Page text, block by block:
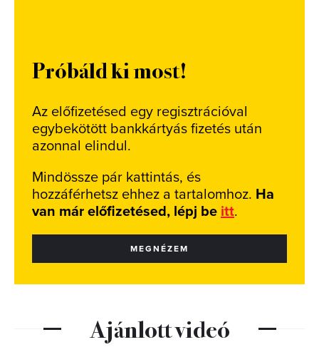
Próbáld ki most!
Az előfizetésed egy regisztrációval
egybekötött bankkártyás fizetés után
azonnal elindul.
Mindössze pár kattintás, és
hozzáférhetsz ehhez a tartalomhoz. Ha
van már előfizetésed, lépj be itt.
MEGNÉZEM
Ajánlott videó